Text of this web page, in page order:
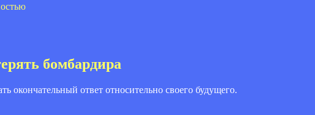
бомбардира
окончательный ответ относительно своего будущего.